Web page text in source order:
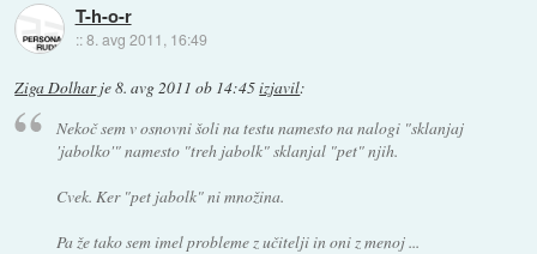
T-h-o-r
::8. avg 2011, 16:49
Ziga Dolharje8. avg 2011 ob 14:45izjavil:
Nekoč sem v osnovni šoli na testu namesto na nalogi "sklanjaj
'jabolko'" namesto "treh jabolk" sklanjal "pet" njih.
Cvek. Ker "pet jabolk" ni množina.
Pa že tako sem imel probleme z učitelji in oni z menoj ...